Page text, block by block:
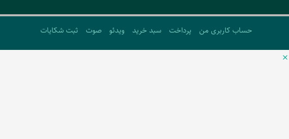
حساب کاربری من پرداخت سبد خرید ویدئو صوت ثبت شکایات